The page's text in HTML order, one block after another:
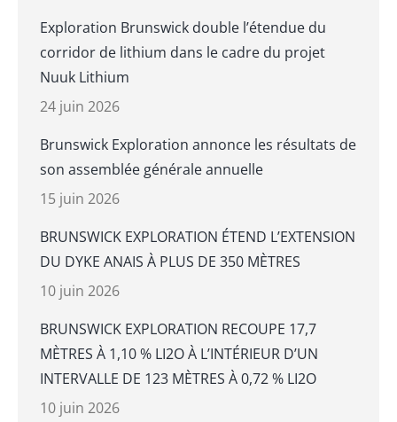
Exploration Brunswick double l’étendue du
corridor de lithium dans le cadre du projet
Nuuk Lithium
24 juin 2026
Brunswick Exploration annonce les résultats de
son assemblée générale annuelle
15 juin 2026
BRUNSWICK EXPLORATION ÉTEND L’EXTENSION
DU DYKE ANAIS À PLUS DE 350 MÈTRES
10 juin 2026
BRUNSWICK EXPLORATION RECOUPE 17,7
MÈTRES À 1,10 % LI2O À L’INTÉRIEUR D’UN
INTERVALLE DE 123 MÈTRES À 0,72 % LI2O
10 juin 2026